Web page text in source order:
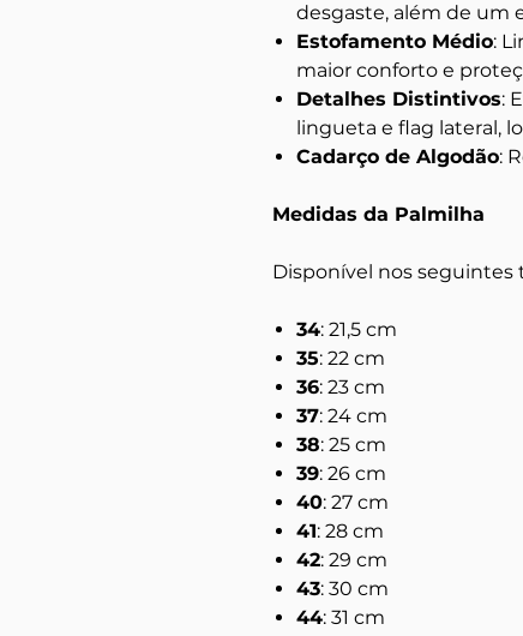
desgaste, além de um
Estofamento Médio:
maior conforto e
Detalhes Distintivos:
lingueta e flag lateral,
Cadarço de Algodão:
Medidas da Palmilha
Disponível nos seguintes
34: 21,5 cm
35: 22 cm
36: 23 cm
37: 24 cm
38: 25 cm
39: 26 cm
40: 27 cm
41: 28 cm
42: 29 cm
43: 30 cm
44: 31 cm